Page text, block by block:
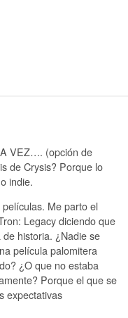
VEZ…. (opción de
de Crysis? Porque lo
indie.
Me parto el
Legacy diciendo que
historia. ¿Nadie se
película palomitera
¿O que no estaba
Porque el que se
expectativas